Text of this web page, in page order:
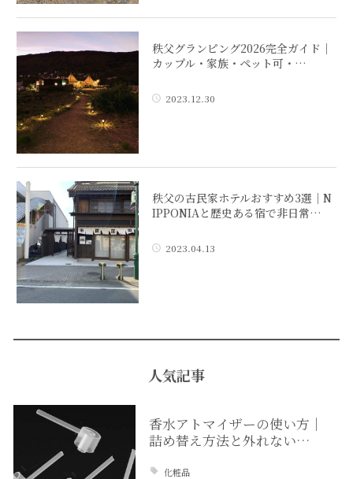
秩父グランピング2026完全ガイド｜
カップル・家族・ペット可・…
2023.12.30
秩父の古民家ホテルおすすめ3選｜N
IPPONIAと歴史ある宿で非日常…
2023.04.13
人気記事
香水アトマイザーの使い方｜
詰め替え方法と外れない…
化粧品